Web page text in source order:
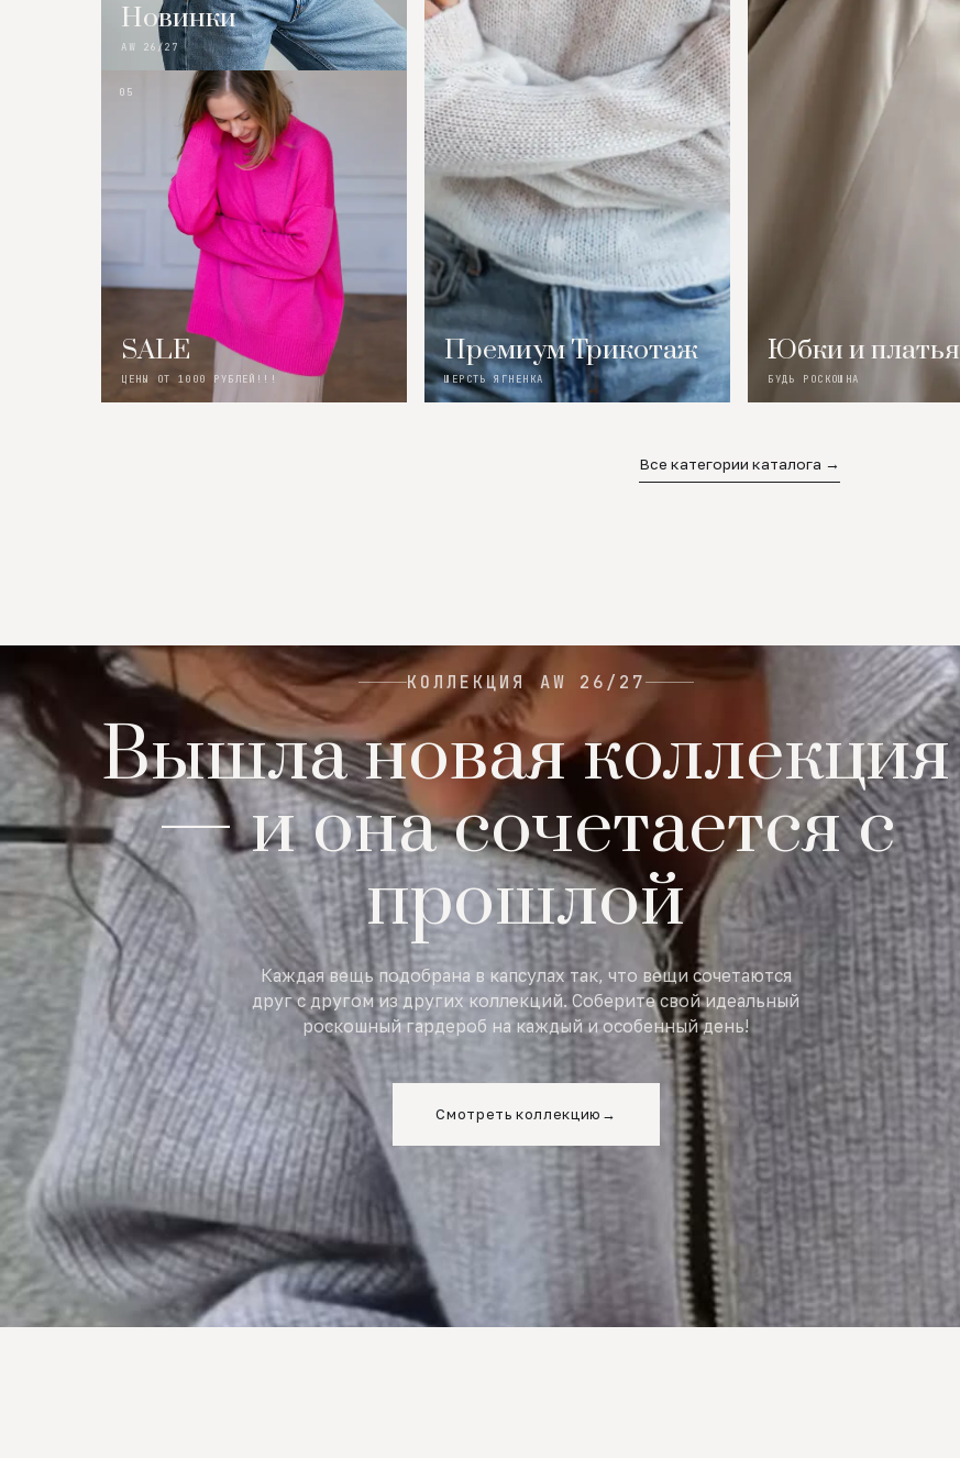
Новинки
AW 26/27
05
SALE
ЦЕНЫ ОТ 1000 РУБЛЕЙ!!!
Премиум Трикотаж
ШЕРСТЬ ЯГНЕНКА
Юбки и платья
БУДЬ РОСКОШНА
Все категории каталога →
КОЛЛЕКЦИЯ AW 26/27
Вышла новая коллекция
— и она сочетается с
прошлой
Каждая вещь подобрана в капсулах так, что вещи сочетаются
друг с другом из других коллекций. Соберите свой идеальный
роскошный гардероб на каждый и особенный день!
Смотреть коллекцию →